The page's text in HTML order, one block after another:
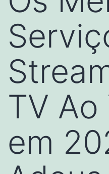
TV Ao
em